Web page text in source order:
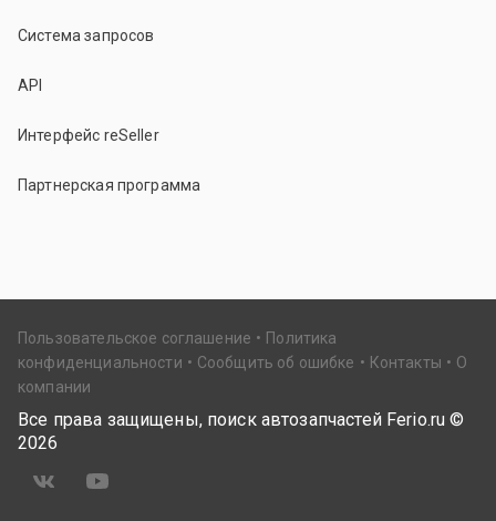
Система запросов
API
Интерфейс reSeller
Партнерская программа
Пользовательское соглашение
Политика
конфиденциальности
Сообщить об ошибке Контакты
О
компании
Все права защищены, поиск автозапчастей Ferio.ru ©
2026